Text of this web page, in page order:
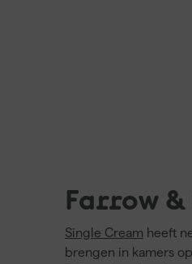
Farrow
Single Cream heeft
brengen in kamers